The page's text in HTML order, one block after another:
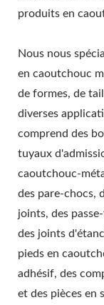
produits en
Nous nous
en caoutchouc
de formes, de
diverses
comprend des
tuyaux
caoutchouc-
des pare-chocs,
joints, des
des joints
pieds en
adhésif, des
et des pièces en